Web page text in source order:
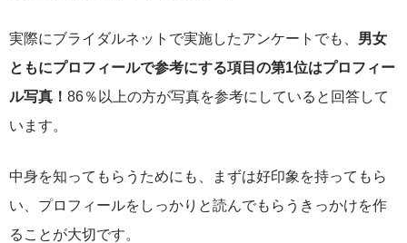
実際にブライダルネットで実施したアンケートでも、 男女
ともにプロフィールで参考にする項目の第1位はプロフィー
ル写真！ 86％以上の方が写真を参考にしていると回答して
います。
中身を知ってもらうためにも、まずは好印象を持ってもら
い、プロフィールをしっかりと読んでもらうきっかけを作
ることが大切です。